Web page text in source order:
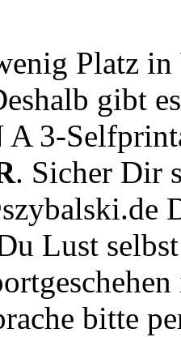
Platz in
gibt
A 3-
. Sicher Dir
Lust
bitte